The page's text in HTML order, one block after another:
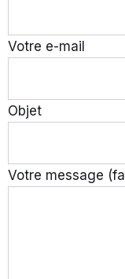
Votre e-mail
Objet
Votre message